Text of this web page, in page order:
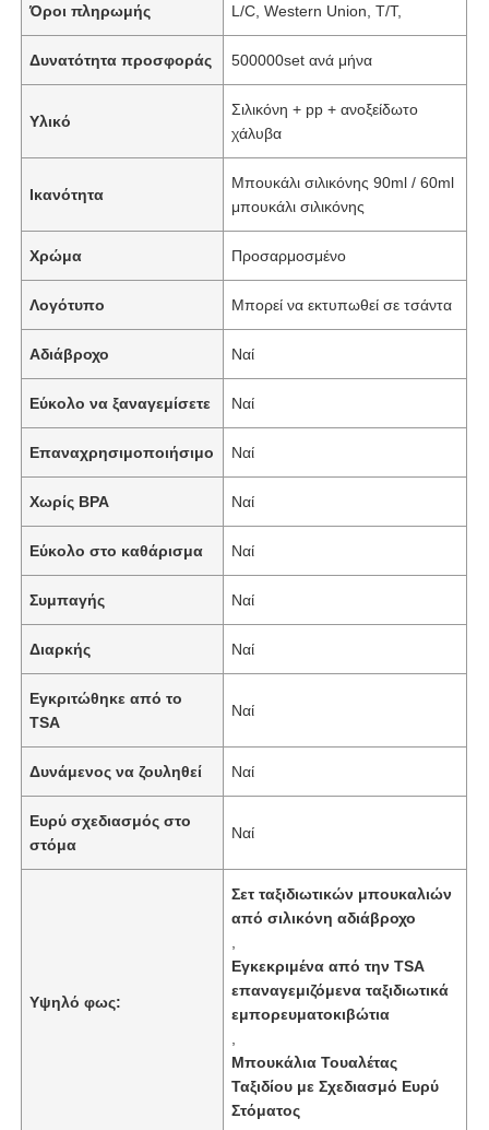
Όροι πληρωμής L/C, Western Union, T/T,
Δυνατότητα προσφοράς 500000set ανά μήνα
Υλικό
Σιλικόνη + pp + ανοξείδωτο
χάλυβα
Ικανότητα
Μπουκάλι σιλικόνης 90ml / 60ml
μπουκάλι σιλικόνης
Χρώμα Προσαρμοσμένο
Λογότυπο Μπορεί να εκτυπωθεί σε τσάντα
Αδιάβροχο Ναί
Εύκολο να ξαναγεμίσετε Ναί
Επαναχρησιμοποιήσιμο Ναί
Χωρίς BPA Ναί
Εύκολο στο καθάρισμα Ναί
Συμπαγής Ναί
Διαρκής Ναί
Εγκριτώθηκε από το
TSA
Ναί
Δυνάμενος να ζουληθεί Ναί
Ευρύ σχεδιασμός στο
στόμα
Ναί
Υψηλό φως:
Σετ ταξιδιωτικών μπουκαλιών
από σιλικόνη αδιάβροχο
Εγκεκριμένα από την TSA
επαναγεμιζόμενα ταξιδιωτικά
εμπορευματοκιβώτια
Μπουκάλια Τουαλέτας
Ταξιδίου με Σχεδιασμό Ευρύ
Στόματος